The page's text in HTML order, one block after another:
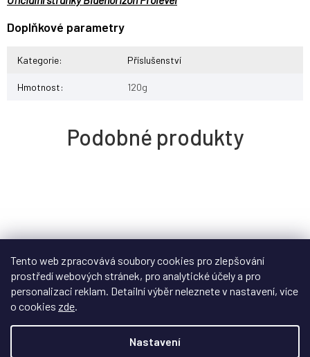
Tento web zpracovává soubory cookies pro zlepšování
prostředí webových stránek, pro analytické účely a pro
personalizaci reklam. Detailní výběr neleznete v nastavení, více
o cookies zde
Nastavení
Doplňkové parametry
Kategorie: Příslušenství
Hmotnost: 120g